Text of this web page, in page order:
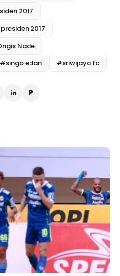
2017
2017
Nade
#singo edan #sriwijaya fc